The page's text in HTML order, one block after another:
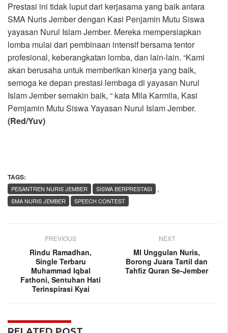
Prestasi ini tidak luput dari kerjasama yang baik antara
SMA Nuris Jember dengan Kasi Penjamin Mutu Siswa
yayasan Nurul Islam Jember. Mereka mempersiapkan
lomba mulai dari pembinaan intensif bersama tentor
profesional, keberangkatan lomba, dan lain-lain. “Kami
akan berusaha untuk memberikan kinerja yang baik,
semoga ke depan prestasi lembaga di yayasan Nurul
Islam Jember semakin baik, “ kata Mila Karmila, Kasi
Pemjamin Mutu Siswa Yayasan Nurul Islam Jember.
(Red/Yuv)
TAGS:
,
PESANTREN NURIS JEMBER
SISWA BERPRESTASI
SMA NURIS JEMBER
SPEECH CONTEST
PREVIOUS
Rindu Ramadhan,
Single Terbaru
Muhammad Iqbal
Fathoni, Sentuhan Hati
Terinspirasi Kyai
NEXT
MI Unggulan Nuris,
Borong Juara Tartil dan
Tahfiz Quran Se-Jember